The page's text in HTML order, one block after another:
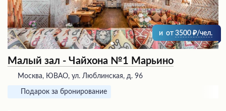
и от 3500 /чел.
Малый зал - Чайхона №1 Марьино
Москва, ЮВАО, ул. Люблинская, д. 96
Подарок за бронирование